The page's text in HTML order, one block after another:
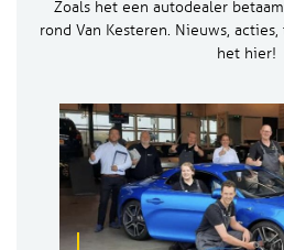
Zoals het een autodealer
rond Van Kesteren. Nieuws,
het hier!